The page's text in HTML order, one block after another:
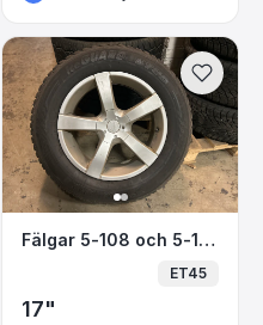
Fälgar 5-108 och 5-
Fälgar 5-108 och 5-114,3 ET45
ET45
17"